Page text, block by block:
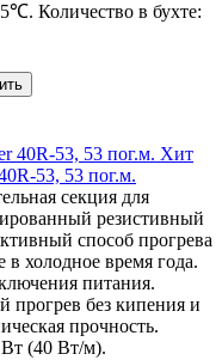
Количество в бухте:
Хит
53, 53 пог.м.
секция для
резистивный
способ прогрева
в холодное время года.
питания.
прогрев без кипения и
прочность.
(40 Вт/м).